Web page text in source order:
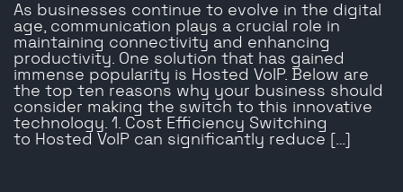
As businesses continue to evolve in the digital
age, communication plays a crucial role in
maintaining connectivity and enhancing
productivity. One solution that has gained
immense popularity is Hosted VoIP. Below are
the top ten reasons why your business should
consider making the switch to this innovative
technology. 1. Cost Efficiency Switching
to Hosted VoIP can significantly reduce […]